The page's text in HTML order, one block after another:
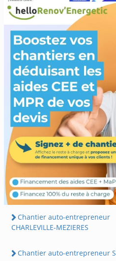
Chantier auto-entrepreneur
CHARLEVILLE-MEZIERES
Chantier auto-entrepreneur